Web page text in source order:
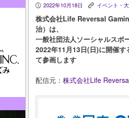
P 2022年10月18日 K イベント・
株式会社Life Reversal
治）は、
一般社団法人ソーシャルスポ
2022年11月13日(日)に開催
て参画します
配信元： 株式会社Life